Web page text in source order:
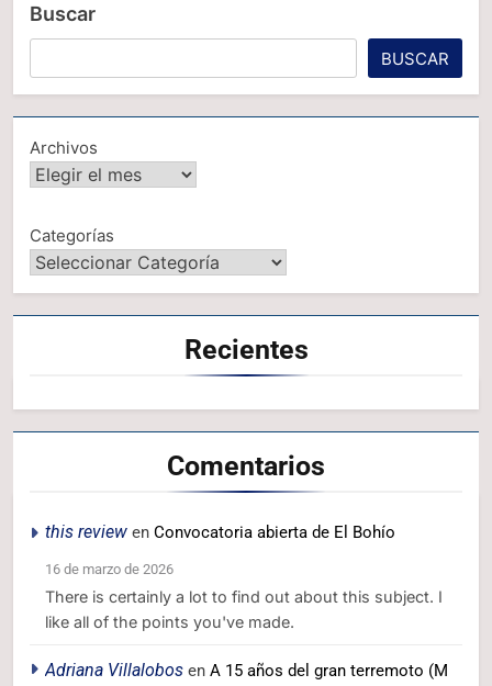
Buscar
BUSCAR
Archivos
Categorías
Recientes
Comentarios
this review en Convocatoria abierta de El Bohío
16 de marzo de 2026
There is certainly a lot to find out about this subject. I
like all of the points you've made.
Adriana Villalobos en A 15 años del gran terremoto (M